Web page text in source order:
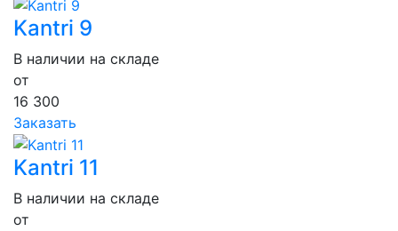
Kantri 9
В наличии на складе
от
16 300
Заказать
Kantri 11
В наличии на складе
от